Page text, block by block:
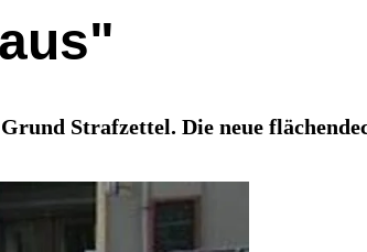
Strafzettel. Die neue